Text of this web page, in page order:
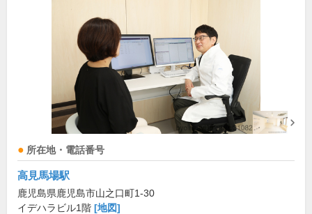
所在地・電話番号
高見馬場駅
鹿児島県鹿児島市山之口町1-30
イデハラビル1階 [地図]